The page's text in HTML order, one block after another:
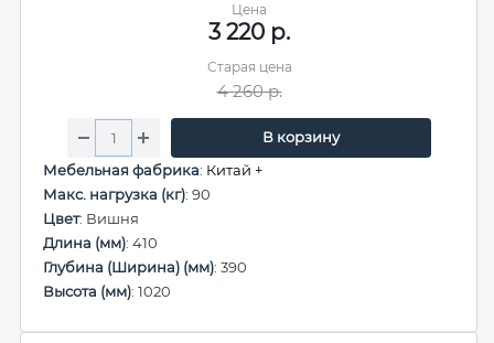
Цена
3 220 р.
Старая цена
4 260р.
В корзину
Мебельная фабрика: Китай +
Макс. нагрузка (кг): 90
Цвет: Вишня
Длина (мм): 410
Глубина (Ширина) (мм): 390
Высота (мм): 1020